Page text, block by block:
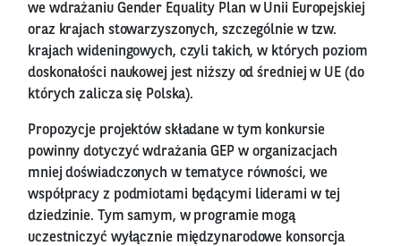
we wdrażaniu Gender Equality Plan w Unii Europejskiej
oraz krajach stowarzyszonych, szczególnie w tzw.
krajach wideningowych, czyli takich, w których poziom
doskonałości naukowej jest niższy od średniej w UE (do
których zalicza się Polska).
Propozycje projektów składane w tym konkursie
powinny dotyczyć wdrażania GEP w organizacjach
mniej doświadczonych w tematyce równości, we
współpracy z podmiotami będącymi liderami w tej
dziedzinie. Tym samym, w programie mogą
uczestniczyć wyłącznie międzynarodowe konsorcja